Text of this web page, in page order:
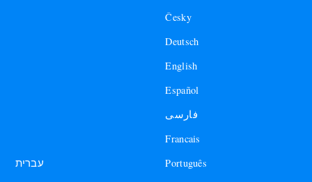
Česky
Deutsch
English
Español
فارسی
Francais
עברית
Português